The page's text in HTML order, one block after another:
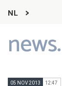
NL
news.
Main
navigation
05 NOV 2013 12:47